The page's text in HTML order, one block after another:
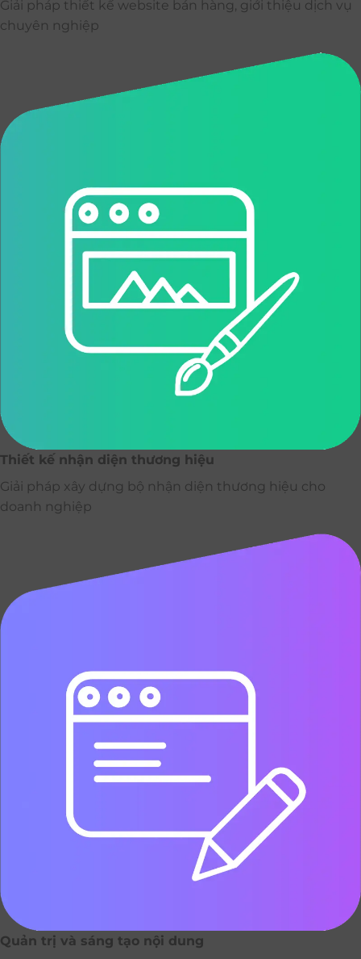
Giải pháp thiết kế website bán hàng, giới thiệu dịch vụ
chuyên nghiệp
Thiết kế nhận diện thương hiệu
Giải pháp xây dựng bộ nhận diện thương hiệu cho
doanh nghiệp
Quản trị và sáng tạo nội dung